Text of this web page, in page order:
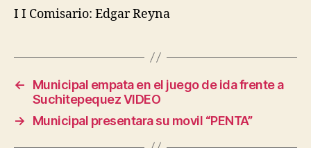
I I Comisario: Edgar Reyna
←
Municipal empata en el juego de ida frente a
Suchitepequez VIDEO
→
Municipal presentara su movil “PENTA”